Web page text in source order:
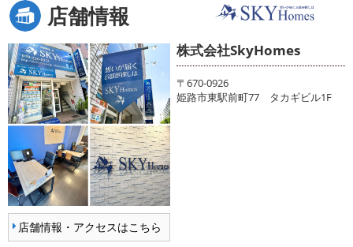
店舗情報
店舗情報・アクセスはこちら
株式会社SkyHomes
〒670-0926
姫路市東駅前町77 タカギビル1F